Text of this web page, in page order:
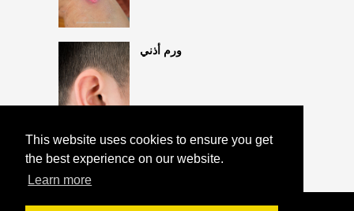
This website uses cookies to ensure you get
the best experience on our website.
Learn more
ورم أذني